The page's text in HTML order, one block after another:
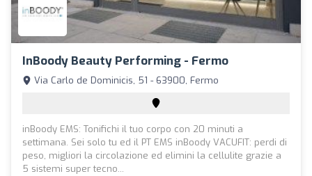
InBoody Beauty Performing - Fermo
Via Carlo de Dominicis, 51 - 63900, Fermo
inBoody EMS: Tonifichi il tuo corpo con 20 minuti a
settimana. Sei solo tu ed il PT EMS inBoody VACUFIT: perdi di
peso, migliori la circolazione ed elimini la cellulite grazie a
5 sistemi super tecno...